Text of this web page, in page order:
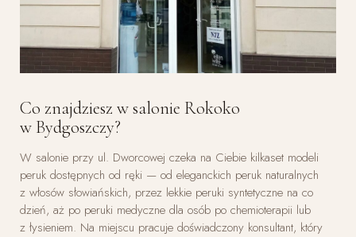
Co znajdziesz w salonie Rokoko
w Bydgoszczy?
W salonie przy ul. Dworcowej czeka na Ciebie kilkaset modeli
peruk dostępnych od ręki — od eleganckich peruk naturalnych
z włosów słowiańskich, przez lekkie peruki syntetyczne na co
dzień, aż po peruki medyczne dla osób po chemioterapii lub
z łysieniem. Na miejscu pracuje doświadczony konsultant, który